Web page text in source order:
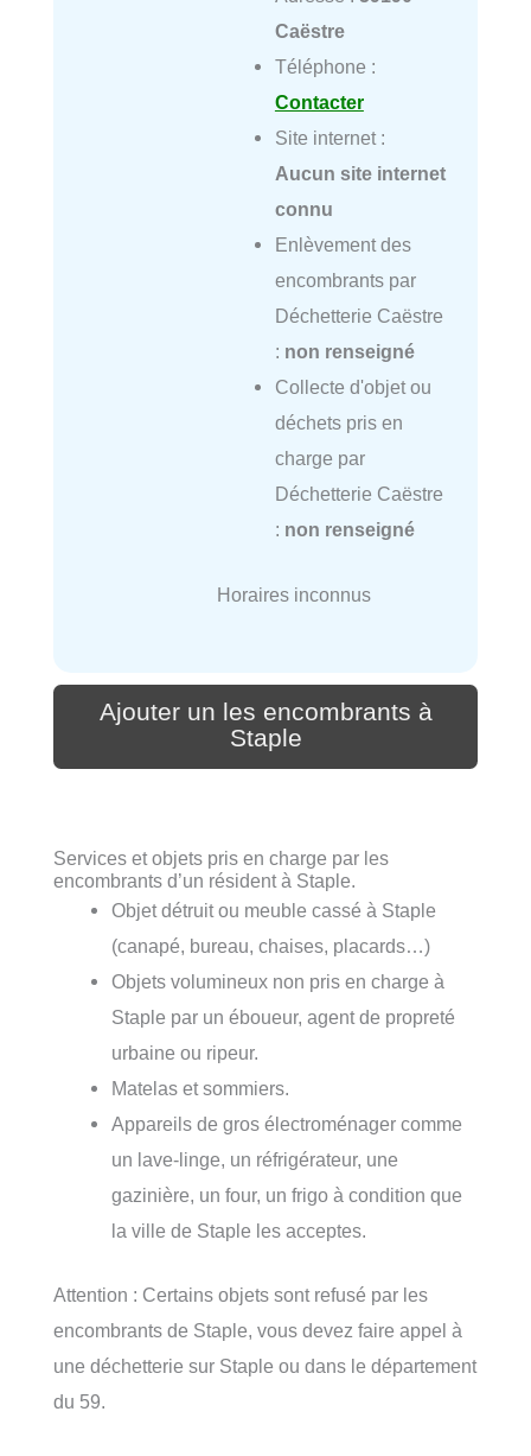
Caëstre
Téléphone :
Contacter
Site internet :
Aucun site internet
connu
Enlèvement des
encombrants par
Déchetterie Caëstre
: non renseigné
Collecte d'objet ou
déchets pris en
charge par
Déchetterie Caëstre
: non renseigné
Horaires inconnus
Ajouter un les encombrants à
Staple
Services et objets pris en charge par les
encombrants d’un résident à Staple.
Objet détruit ou meuble cassé à Staple
(canapé, bureau, chaises, placards…)
Objets volumineux non pris en charge à
Staple par un éboueur, agent de propreté
urbaine ou ripeur.
Matelas et sommiers.
Appareils de gros électroménager comme
un lave-linge, un réfrigérateur, une
gazinière, un four, un frigo à condition que
la ville de Staple les acceptes.
Attention : Certains objets sont refusé par les
encombrants de Staple, vous devez faire appel à
une déchetterie sur Staple ou dans le département
du 59.